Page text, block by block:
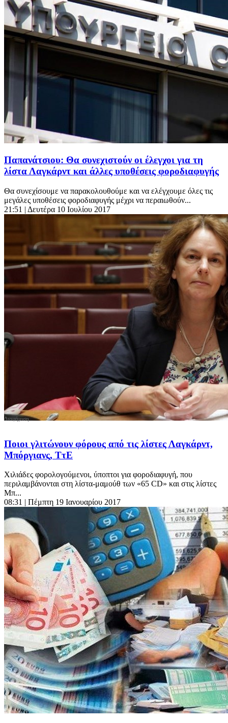
Παπανάτσιου: Θα συνεχιστούν οι έλεγχοι για τη
λίστα Λαγκάρντ και άλλες υποθέσεις φοροδιαφυγής
Θα συνεχίσουμε να παρακολουθούμε και να ελέγχουμε όλες τις
μεγάλες υποθέσεις φοροδιαφυγής μέχρι να περαιωθούν...
21:51 | Δευτέρα 10 Ιουλίου 2017
Ποιοι γλιτώνουν φόρους από τις λίστες Λαγκάρντ,
Μπόργιανς, ΤτΕ
Χιλιάδες φορολογούμενοι, ύποπτοι για φοροδιαφυγή, που
περιλαμβάνονται στη λίστα-μαμούθ των «65 CD» και στις λίστες
Μπ...
08:31 | Πέμπτη 19 Ιανουαρίου 2017